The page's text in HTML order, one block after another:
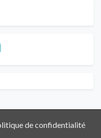
de confidentialité